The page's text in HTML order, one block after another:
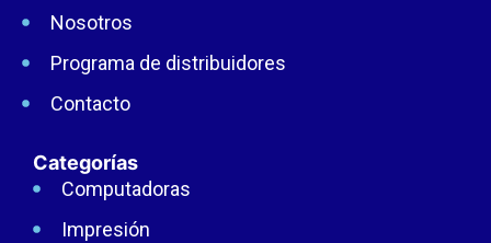
Nosotros
Programa de distribuidores
Contacto
Categorías
Computadoras
Impresión